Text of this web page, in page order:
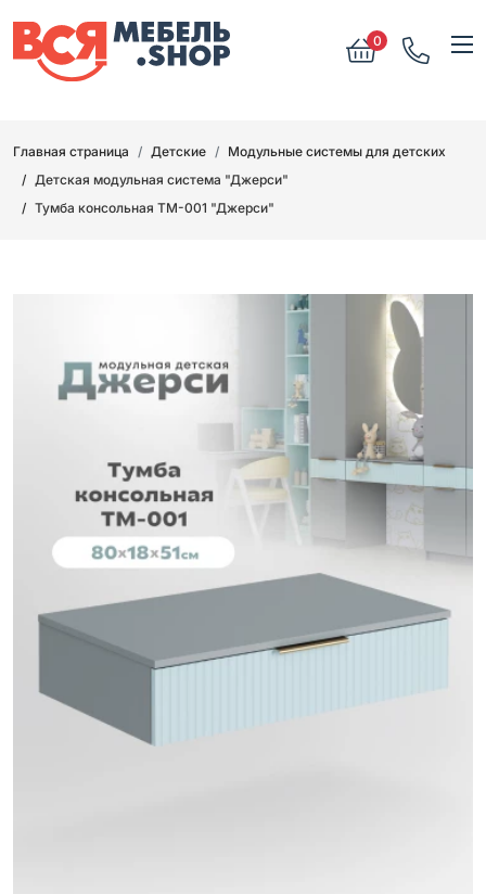
0
Главная страница Детские
Модульные системы для детских
Детская модульная система "Джерси"
Тумба консольная ТМ-001 "Джерси"